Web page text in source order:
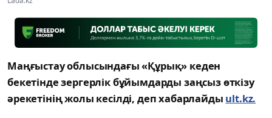
Маңғыстау облысындағы «Құрық» кеден
бекетінде зергерлік бұйымдарды заңсыз өткізу
әрекетінің жолы кесілді, деп хабарлайды ult.kz.